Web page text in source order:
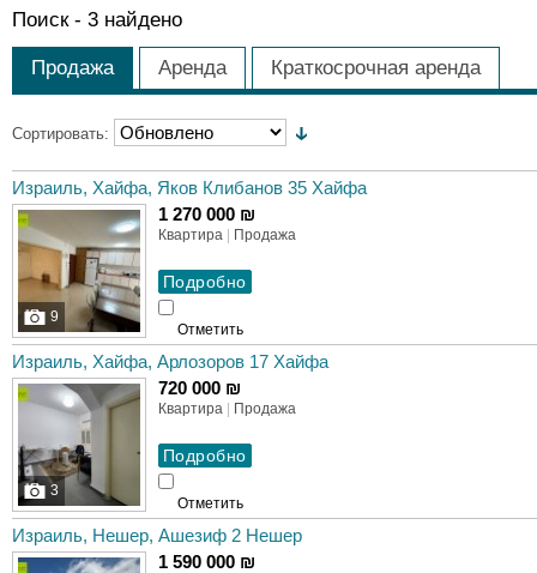
Поиск - 3 найдено
Продажа Аренда Краткосрочная аренда
Сортировать:
Израиль, Хайфа, Яков Клибанов 35 Хайфа
9
1 270 000 ₪
Квартира Продажа
Отметить
Израиль, Хайфа, Арлозоров 17 Хайфа
3
720 000 ₪
Квартира Продажа
Отметить
Израиль, Нешер, Ашезиф 2 Нешер
1 590 000 ₪